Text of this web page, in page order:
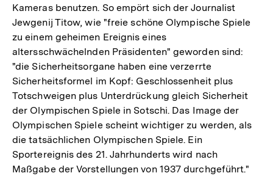
Kameras benutzen. So empört sich der Journalist
Jewgenij Titow, wie "freie schöne Olympische Spiele
zu einem geheimen Ereignis eines
altersschwächelnden Präsidenten" geworden sind:
"die Sicherheitsorgane haben eine verzerrte
Sicherheitsformel im Kopf: Geschlossenheit plus
Totschweigen plus Unterdrückung gleich Sicherheit
der Olympischen Spiele in Sotschi. Das Image der
Olympischen Spiele scheint wichtiger zu werden, als
die tatsächlichen Olympischen Spiele. Ein
Sportereignis des 21. Jahrhunderts wird nach
Maßgabe der Vorstellungen von 1937 durchgeführt."